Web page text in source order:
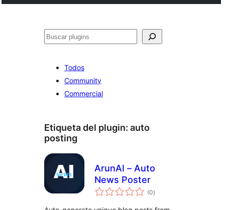
Buscar
Todos
Community
Commercial
Etiqueta del plugin: auto
posting
ArunAI – Auto
News Poster
(0total
de
)